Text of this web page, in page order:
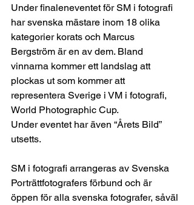
Under finaleneventet för SM i fotografi
har svenska mästare inom 18 olika
kategorier korats och Marcus
Bergström är en av dem. Bland
vinnarna kommer ett landslag att
plockas ut som kommer att
representera Sverige i VM i fotografi,
World Photographic Cup.
Under eventet har även “Årets Bild”
utsetts.
SM i fotografi arrangeras av Svenska
Porträttfotografers förbund och är
öppen för alla svenska fotografer, såväl